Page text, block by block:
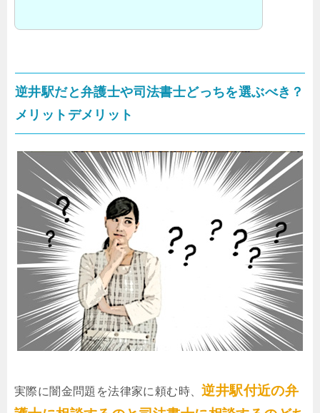
逆井駅だと弁護士や司法書士どっちを選ぶべき？
メリットデメリット
実際に闇金問題を法律家に頼む時、逆井駅付近の弁